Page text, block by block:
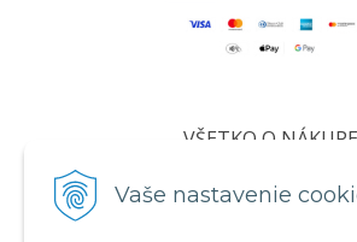
Vaše nastavenie
VŠETKO O NÁKUPE
Certifikáty